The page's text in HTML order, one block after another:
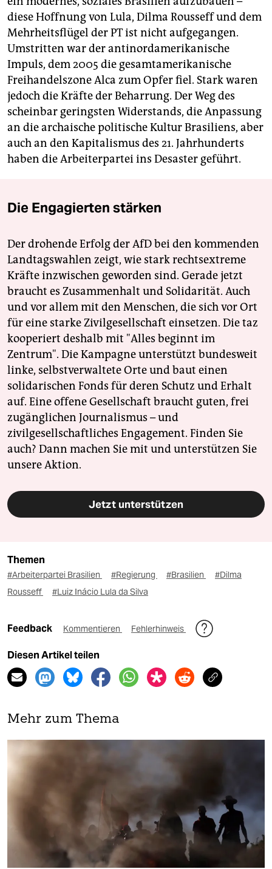
diese Hoffnung von Lula, Dilma Rousseff und dem
Mehrheitsflügel der PT ist nicht aufgegangen.
Umstritten war der antinordamerikanische
Impuls, dem 2005 die gesamtamerikanische
Freihandelszone Alca zum Opfer fiel. Stark waren
jedoch die Kräfte der Beharrung. Der Weg des
scheinbar geringsten Widerstands, die Anpassung
an die archaische politische Kultur Brasiliens, aber
auch an den Kapitalismus des 21. Jahrhunderts
haben die Arbeiterpartei ins Desaster geführt.
Die Engagierten stärken
Der drohende Erfolg der AfD bei den kommenden
Landtagswahlen zeigt, wie stark rechtsextreme
Kräfte inzwischen geworden sind. Gerade jetzt
braucht es Zusammenhalt und Solidarität. Auch
und vor allem mit den Menschen, die sich vor Ort
für eine starke Zivilgesellschaft einsetzen. Die taz
kooperiert deshalb mit "Alles beginnt im
Zentrum". Die Kampagne unterstützt bundesweit
linke, selbstverwaltete Orte und baut einen
solidarischen Fonds für deren Schutz und Erhalt
auf. Eine offene Gesellschaft braucht guten, frei
zugänglichen Journalismus – und
zivilgesellschaftliches Engagement. Finden Sie
auch? Dann machen Sie mit und unterstützen Sie
unsere Aktion.
Jetzt unterstützen
Themen
#Arbeiterpartei Brasilien #Regierung #Brasilien
#Dilma
Rousseff
#Luiz Inácio Lula da Silva
Feedback Kommentieren Fehlerhinweis
Diesen Artikel teilen
Mehr zum Thema